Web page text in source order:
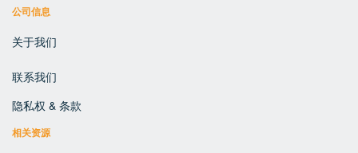
公司信息
关于我们
联系我们
隐私权 & 条款
相关资源